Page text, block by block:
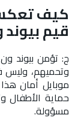
كيف
قيم
ج: تؤمن بيوند
وتحميهم، وليس
موبايل أمان
حماية الأطفال
مسؤولة.